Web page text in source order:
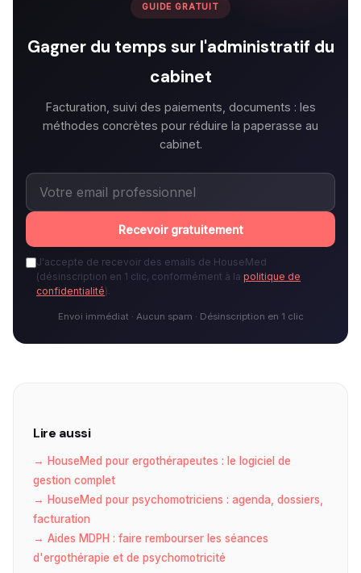
GUIDE GRATUIT
Gagner du temps sur l'administratif du
cabinet
Facturation, suivi des paiements, documents : les
méthodes concrètes pour réduire la paperasse au
cabinet.
Recevoir gratuitement
J'accepte de recevoir des emails de HouseMed
(désinscription en 1 clic, conformément à la politique de
confidentialité).
Envoi immédiat · Aucun spam · Désinscription en 1 clic
Lire aussi
→ HouseMed pour ergothérapeutes : le logiciel de
gestion complet
→ HouseMed pour psychomotriciens : agenda, dossiers,
facturation
→ Aides MDPH : faire rembourser les séances
d'ergothérapie et de psychomotricité